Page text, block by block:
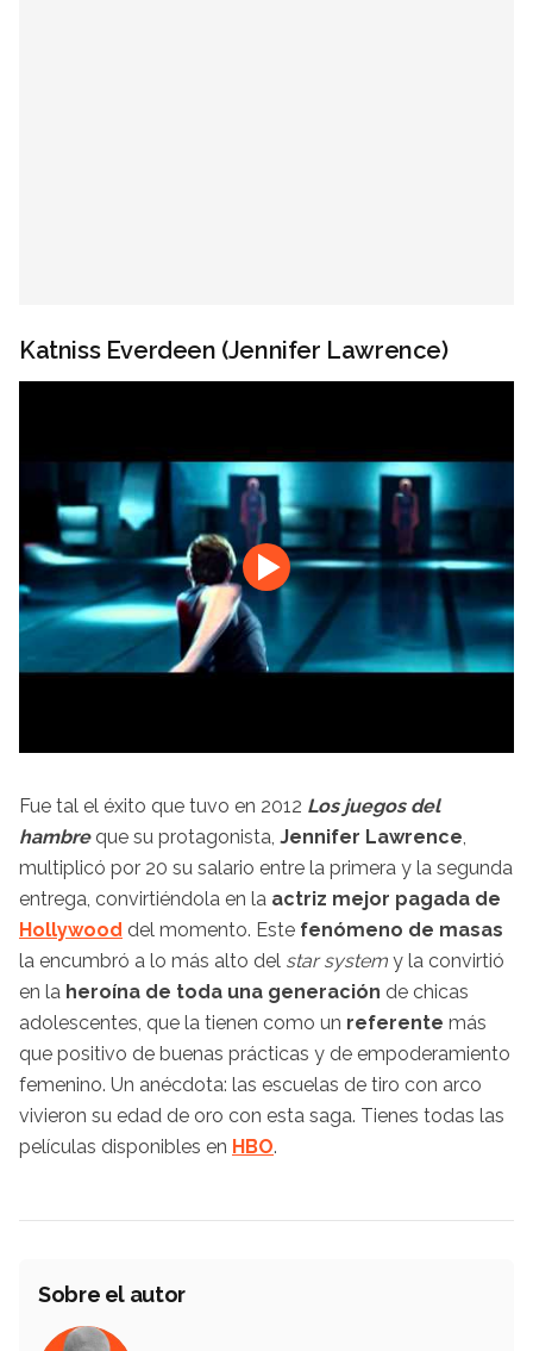
Katniss Everdeen (Jennifer Lawrence)
Fue tal el éxito que tuvo en 2012 Los juegos del
hambreque su protagonista, Jennifer Lawrence
multiplicó por 20 su salario entre la primera y la segunda
entrega, convirtiéndola en la actriz mejor pagada de
Hollywood del momento. Este fenómeno de masas
la encumbró a lo más alto del star system y la convirtió
en la heroína de toda una generación de chicas
adolescentes, que la tienen como un referente más
que positivo de buenas prácticas y de empoderamiento
femenino. Un anécdota: las escuelas de tiro con arco
vivieron su edad de oro con esta saga. Tienes todas las
películas disponibles en HBO.
Sobre el autor